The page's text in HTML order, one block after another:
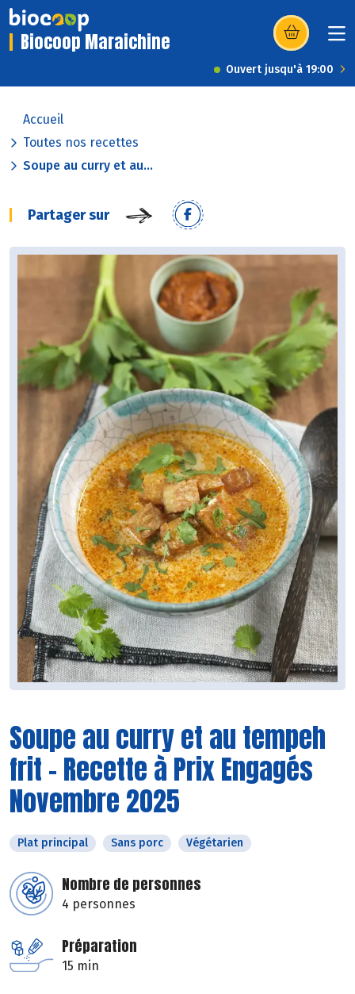
Biocoop Maraichine (s’ouvre dans
Ouvert jusqu'à 19:00
Accueil
Toutes nos recettes
Soupe au curry et au...
Partager sur
Soupe au curry et au tempeh
frit - Recette à Prix Engagés
Novembre 2025
Plat principal Sans porc Végétarien
Nombre de personnes
4 personnes
Préparation
15 min